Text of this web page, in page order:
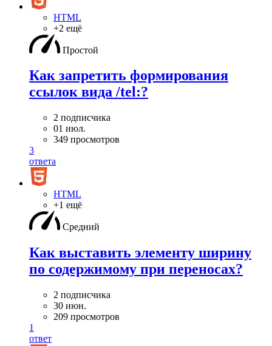
HTML
+2 ещё
Простой
Как запретить формирования
ссылок вида /tel:?
2 подписчика
01 июл.
349 просмотров
3
ответа
HTML
+1 ещё
Средний
Как выставить элементу ширину
по содержимому при переносах?
2 подписчика
30 июн.
209 просмотров
1
ответ